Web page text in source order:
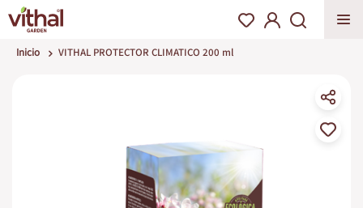
Inicio VITHAL PROTECTOR CLIMATICO 200 ml